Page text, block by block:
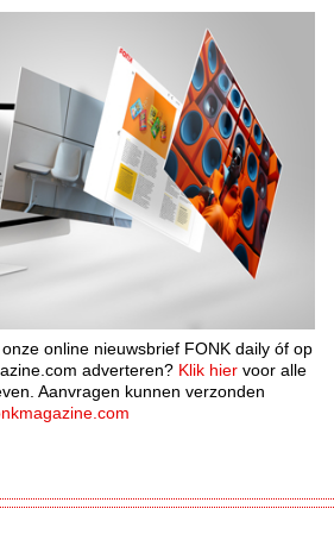
online nieuwsbrief FONK daily óf op
adverteren? Klik hier voor alle
Aanvragen kunnen verzonden